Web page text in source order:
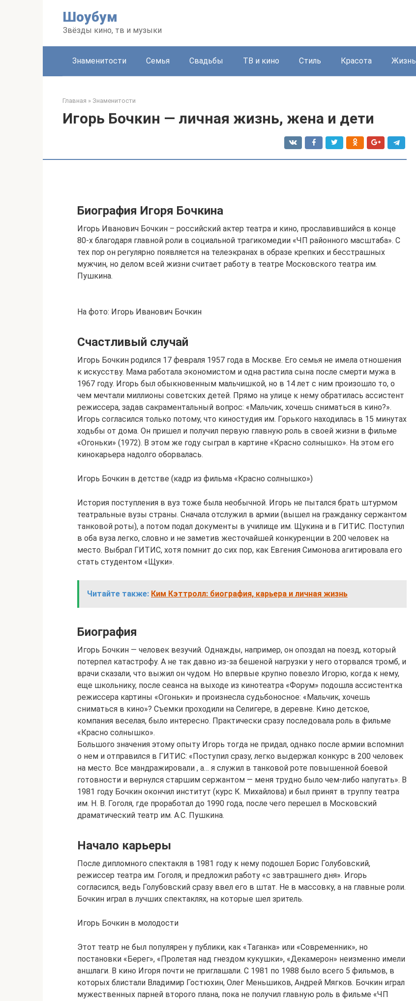
Шоубум
Звёзды кино, тв и музыки
Знаменитости Семья Свадьбы ТВ и кино Стиль Красота Жизнь
Главная » Знаменитости
Игорь Бочкин — личная жизнь, жена и дети
Биография Игоря Бочкина
Игорь Иванович Бочкин – российский актер театра и кино, прославившийся в конце
80-х благодаря главной роли в социальной трагикомедии «ЧП районного масштаба». С
тех пор он регулярно появляется на телеэкранах в образе крепких и бесстрашных
мужчин, но делом всей жизни считает работу в театре Московского театра им.
Пушкина.
На фото: Игорь Иванович Бочкин
Счастливый случай
Игорь Бочкин родился 17 февраля 1957 года в Москве. Его семья не имела отношения
к искусству. Мама работала экономистом и одна растила сына после смерти мужа в
1967 году. Игорь был обыкновенным мальчишкой, но в 14 лет с ним произошло то, о
чем мечтали миллионы советских детей. Прямо на улице к нему обратилась ассистент
режиссера, задав сакраментальный вопрос: «Мальчик, хочешь сниматься в кино?».
Игорь согласился только потому, что киностудия им. Горького находилась в 15 минутах
ходьбы от дома. Он пришел и получил первую главную роль в своей жизни в фильме
«Огоньки» (1972). В этом же году сыграл в картине «Красно солнышко». На этом его
кинокарьера надолго оборвалась.
Игорь Бочкин в детстве (кадр из фильма «Красно солнышко»)
История поступления в вуз тоже была необычной. Игорь не пытался брать штурмом
театральные вузы страны. Сначала отслужил в армии (вышел на гражданку сержантом
танковой роты), а потом подал документы в училище им. Щукина и в ГИТИС. Поступил
в оба вуза легко, словно и не заметив жесточайшей конкуренции в 200 человек на
место. Выбрал ГИТИС, хотя помнит до сих пор, как Евгения Симонова агитировала его
стать студентом «Щуки».
Читайте также: Ким Кэттролл: биография, карьера и личная жизнь
Биография
Игорь Бочкин — человек везучий. Однажды, например, он опоздал на поезд, который
потерпел катастрофу. А не так давно из-за бешеной нагрузки у него оторвался тромб, и
врачи сказали, что выжил он чудом. Но впервые крупно повезло Игорю, когда к нему,
еще школьнику, после сеанса на выходе из кинотеатра «Форум» подошла ассистентка
режиссера картины «Огоньки» и произнесла судьбоносное: «Мальчик, хочешь
сниматься в кино»? Съемки проходили на Селигере, в деревне. Кино детское,
компания веселая, было интересно. Практически сразу последовала роль в фильме
«Красно солнышко».
Большого значения этому опыту Игорь тогда не придал, однако после армии вспомнил
о нем и отправился в ГИТИС: «Поступил сразу, легко выдержал конкурс в 200 человек
на место. Все мандражировали , а… я служил в танковой роте повышенной боевой
готовности и вернулся старшим сержантом — меня трудно было чем-либо напугать». В
1981 году Бочкин окончил институт (курс К. Михайлова) и был принят в труппу театра
им. Н. В. Гоголя, где проработал до 1990 года, после чего перешел в Московский
драматический театр им. А.С. Пушкина.
Начало карьеры
После дипломного спектакля в 1981 году к нему подошел Борис Голубовский,
режиссер театра им. Гоголя, и предложил работу «с завтрашнего дня». Игорь
согласился, ведь Голубовский сразу ввел его в штат. Не в массовку, а на главные роли.
Бочкин играл в лучших спектаклях, на которые шел зритель.
Игорь Бочкин в молодости
Этот театр не был популярен у публики, как «Таганка» или «Современник», но
постановки «Берег», «Пролетая над гнездом кукушки», «Декамерон» неизменно имели
аншлаги. В кино Игоря почти не приглашали. С 1981 по 1988 было всего 5 фильмов, в
которых блистали Владимир Гостюхин, Олег Меньшиков, Андрей Мягков. Бочкин играл
мужественных парней второго плана, пока не получил главную роль в фильме «ЧП